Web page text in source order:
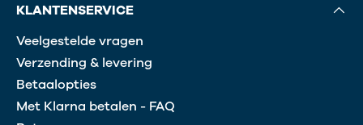
Keurmerken:let op vegan certificering of
KLANTENSERVICE
Veelgestelde vragen
Verzending & levering
Betaalopties
Met Klarna betalen - FAQ